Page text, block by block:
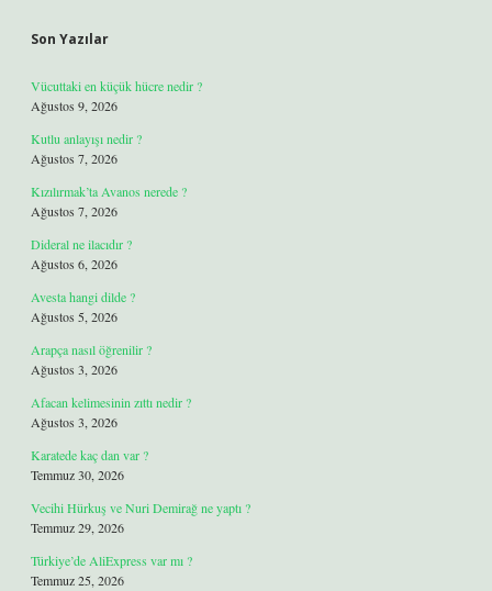
Son Yazılar
Vücuttaki en küçük hücre nedir ?
Ağustos 9, 2026
Kutlu anlayışı nedir ?
Ağustos 7, 2026
Kızılırmak’ta Avanos nerede ?
Ağustos 7, 2026
Dideral ne ilacıdır ?
Ağustos 6, 2026
Avesta hangi dilde ?
Ağustos 5, 2026
Arapça nasıl öğrenilir ?
Ağustos 3, 2026
Afacan kelimesinin zıttı nedir ?
Ağustos 3, 2026
Karatede kaç dan var ?
Temmuz 30, 2026
Vecihi Hürkuş ve Nuri Demirağ ne yaptı ?
Temmuz 29, 2026
Türkiye’de AliExpress var mı ?
Temmuz 25, 2026